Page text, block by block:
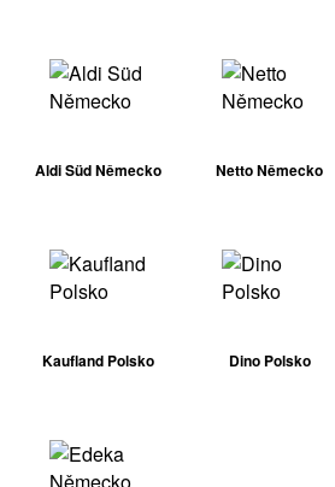
Aldi Süd Německo Netto Německo
Kaufland Polsko Dino Polsko